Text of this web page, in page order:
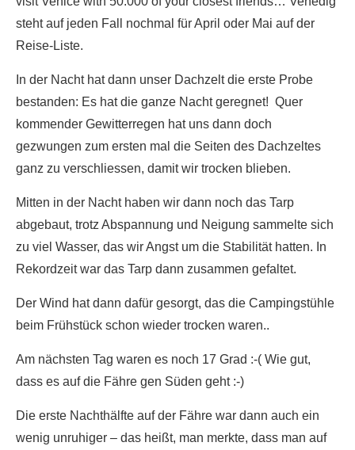
steht auf jeden Fall nochmal für April oder Mai auf der
Reise-Liste.
In der Nacht hat dann unser Dachzelt die erste Probe
bestanden: Es hat die ganze Nacht geregnet! Quer
kommender Gewitterregen hat uns dann doch
gezwungen zum ersten mal die Seiten des Dachzeltes
ganz zu verschliessen, damit wir trocken blieben.
Mitten in der Nacht haben wir dann noch das Tarp
abgebaut, trotz Abspannung und Neigung sammelte sich
zu viel Wasser, das wir Angst um die Stabilität hatten. In
Rekordzeit war das Tarp dann zusammen gefaltet.
Der Wind hat dann dafür gesorgt, das die Campingstühle
beim Frühstück schon wieder trocken waren..
Am nächsten Tag waren es noch 17 Grad :-( Wie gut,
dass es auf die Fähre gen Süden geht :-)
Die erste Nachthälfte auf der Fähre war dann auch ein
wenig unruhiger – das heißt, man merkte, dass man auf